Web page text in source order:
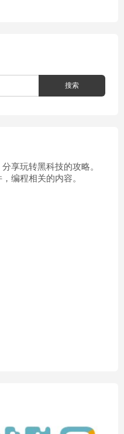
享玩转黑科技的攻略。
编程相关的内容。